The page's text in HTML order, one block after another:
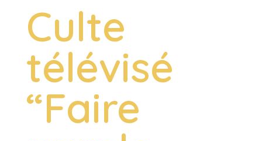
Culte
télévisé
“Faire